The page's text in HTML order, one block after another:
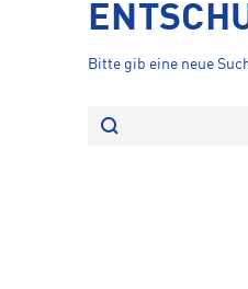
Bitte gib eine neue